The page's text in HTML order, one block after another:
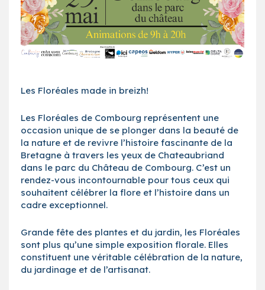
Les Floréales made in breizh!
Les Floréales de Combourg représentent une
occasion unique de se plonger dans la beauté de
la nature et de revivre l’histoire fascinante de la
Bretagne à travers les yeux de Chateaubriand
dans le parc du Château de Combourg. C’est un
rendez-vous incontournable pour tous ceux qui
souhaitent célébrer la flore et l’histoire dans un
cadre exceptionnel.
Grande fête des plantes et du jardin, les Floréales
sont plus qu’une simple exposition florale. Elles
constituent une véritable célébration de la nature,
du jardinage et de l’artisanat.